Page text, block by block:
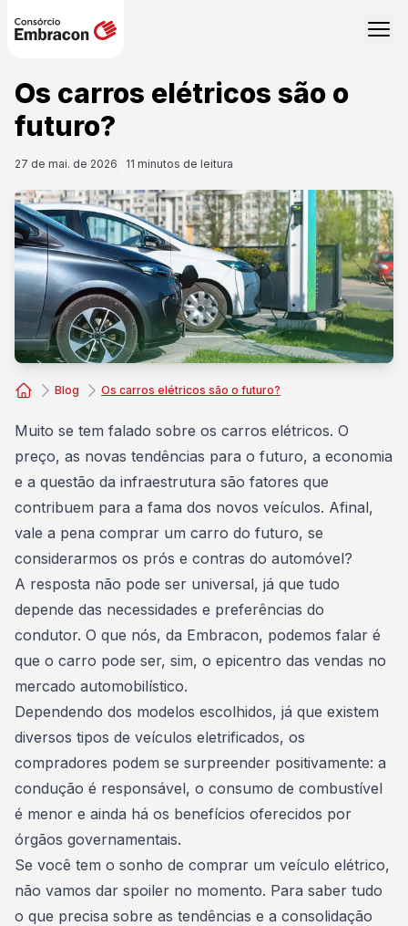
Os carros elétricos são o
futuro?
27 de mai. de 2026 11 minutos de leitura
Blog Os carros elétricos são o futuro?
Muito se tem falado sobre os carros elétricos. O
preço, as novas tendências para o futuro, a economia
e a questão da infraestrutura são fatores que
contribuem para a fama dos novos veículos. Afinal,
vale a pena comprar um carro do futuro, se
considerarmos os prós e contras do automóvel?
A resposta não pode ser universal, já que tudo
depende das necessidades e preferências do
condutor. O que nós, da Embracon, podemos falar é
que o carro pode ser, sim, o epicentro das vendas no
mercado automobilístico.
Dependendo dos modelos escolhidos, já que existem
diversos tipos de veículos eletrificados, os
compradores podem se surpreender positivamente: a
condução é responsável, o consumo de combustível
é menor e ainda há os benefícios oferecidos por
órgãos governamentais.
Se você tem o sonho de comprar um veículo elétrico,
não vamos dar spoiler no momento. Para saber tudo
o que precisa sobre as tendências e a consolidação